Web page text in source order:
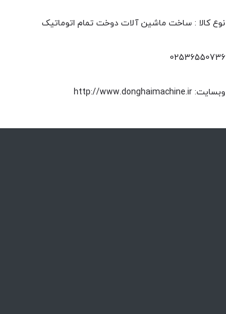
نوع کالا : ساخت ماشین آلات دوخت تمام اتوماتیک
02536550736
وبسایت: http://www.donghaimachine.ir